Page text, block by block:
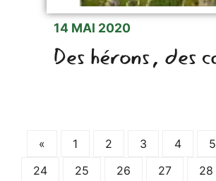
14 MAI 2020
Des hérons, des
« 1 2 3 4 5
24
25 26 27 28